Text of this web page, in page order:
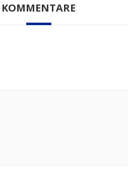
KOMMENTARE